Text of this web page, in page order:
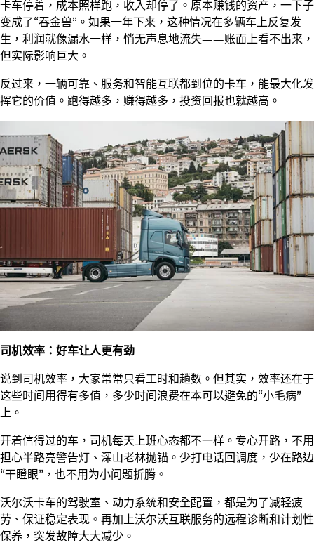
卡车停着，成本照样跑，收入却停了。原本赚钱的资产，一下子
变成了“吞金兽”。如果一年下来，这种情况在多辆车上反复发
生，利润就像漏水一样，悄无声息地流失——账面上看不出来，
但实际影响巨大。
反过来，一辆可靠、服务和智能互联都到位的卡车，能最大化发
挥它的价值。跑得越多，赚得越多，投资回报也就越高。
司机效率：好车让人更有劲
说到司机效率，大家常常只看工时和趟数。但其实，效率还在于
这些时间用得有多值，多少时间浪费在本可以避免的“小毛病”
上。
开着信得过的车，司机每天上班心态都不一样。专心开路，不用
担心半路亮警告灯、深山老林抛锚。少打电话回调度，少在路边
“干瞪眼”，也不用为小问题折腾。
沃尔沃卡车的驾驶室、动力系统和安全配置，都是为了减轻疲
劳、保证稳定表现。再加上沃尔沃互联服务的远程诊断和计划性
保养，突发故障大大减少。